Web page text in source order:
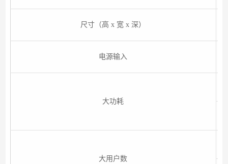
尺寸（高 x 宽 x 深）
电源输入
大功耗
大用户数